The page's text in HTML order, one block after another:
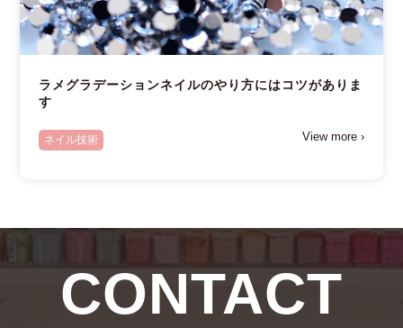
ラメグラデーションネイルのやり方にはコツがありま
す
ネイル技術 View more ›
CONTACT